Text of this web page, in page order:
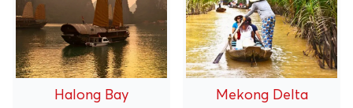
Halong Bay Mekong Delta